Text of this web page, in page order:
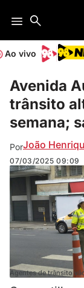
Ao vivo
Avenida
trânsito
semana;
PorJoão
07/03/2025 09:09
Agentes de trânsito